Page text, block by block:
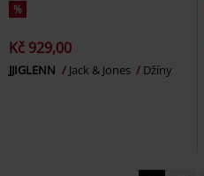
%
Kč 929,00
JJIGLENN Jack & Jones Džíny